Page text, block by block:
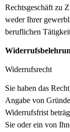
Rechtsgeschäft zu
weder Ihrer
beruflichen
Widerrufsrecht
Sie haben das
Angabe von
Widerrufsfrist
Sie oder ein von